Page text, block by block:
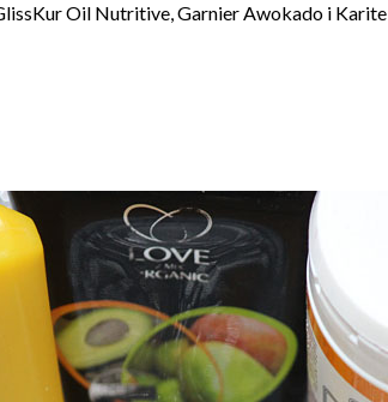
Oil Nutritive, Garnier Awokado i Karite